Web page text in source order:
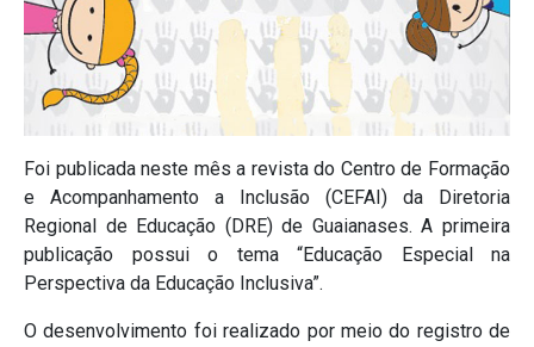
Foi publicada neste mês a revista do Centro de Formação
e Acompanhamento a Inclusão (CEFAI) da Diretoria
Regional de Educação (DRE) de Guaianases. A primeira
publicação possui o tema “Educação Especial na
Perspectiva da Educação Inclusiva”.
O desenvolvimento foi realizado por meio do registro de